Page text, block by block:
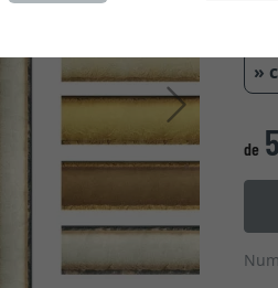
Continuer
»
de